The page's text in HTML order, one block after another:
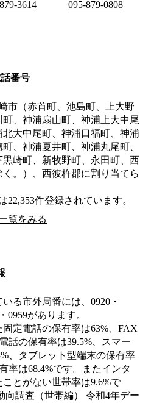
3614
095-879-0808
番号
市（赤首町、池島町、上大野
、神浦扇山町、神浦上大中尾
大中尾町、神浦口福町、神浦
、神浦夏井町、神浦丸尾町、
崎町、新牧野町、永田町、西
。）、西彼杵郡に割り当てら
22,353件登録されています。
覧をみる
る市外局番には、0920・
0959があります。
定電話の保有率は63%、FAX
話の保有率は39.5%、スマー
、タブレット型端末の保有率
率は68.4%です。またインタ
とがない世帯率は9.6%で
向調査（世帯編） 令和4年デー